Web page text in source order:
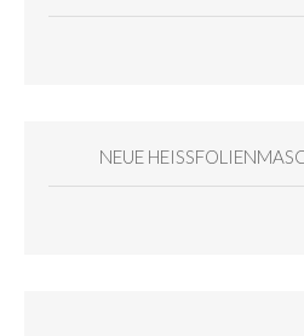
NEUE